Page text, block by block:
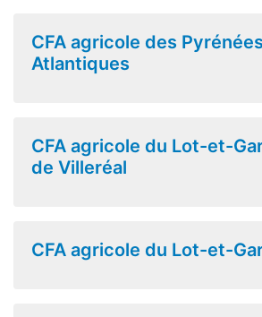
CFA agricole des
Atlantiques
CFA agricole du Lot-et-
de Villeréal
CFA agricole du Lot-et-